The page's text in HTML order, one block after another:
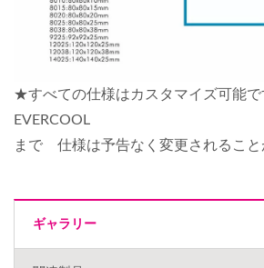
★すべての仕様はカスタマイズ可能
EVERCOOL
まで 仕様は予告なく変更されること
ギャラリー